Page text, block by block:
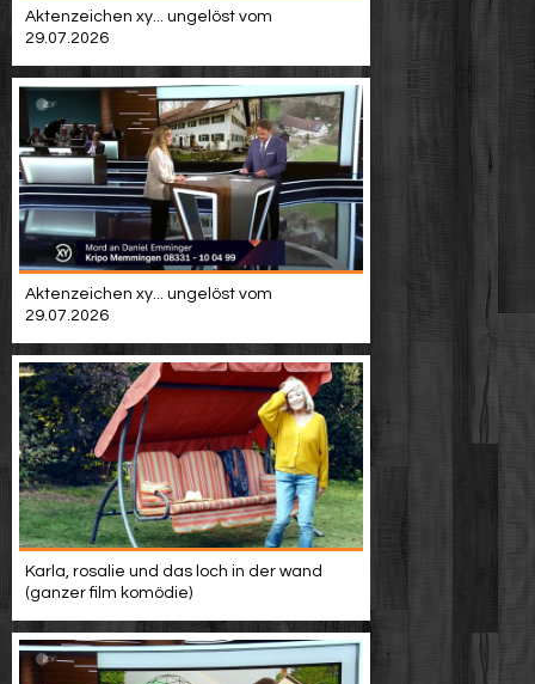
Aktenzeichen xy... ungelöst vom
29.07.2026
Aktenzeichen xy... ungelöst vom
29.07.2026
Karla, rosalie und das loch in der wand
(ganzer film komödie)